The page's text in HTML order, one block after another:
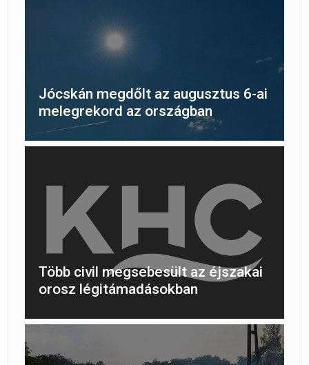
Jócskán megdőlt az augusztus 6-ai
melegrekord az országban
Több civil megsebesült az éjszakai
orosz légitámadásokban